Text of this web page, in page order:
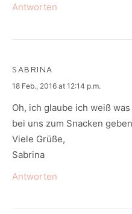
Antworten
SABRINA
says:
18 Feb., 2016 at 12:14 p.m.
Oh, ich glaube ich weiß
bei uns zum Snacken
Viele Grüße,
Sabrina
Antworten